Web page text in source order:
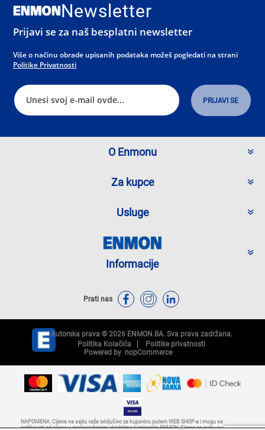
Newsletter
Prijavi se za naš besplatni newsletter
Više o načinu obrade upisanih podataka možeš pogledati na strani
Politike Privatnosti
O Enmonu
Za kupce
Usluge
Informacije
Prati nas
Autorska prava © 2026 ENMON.BA. Sva prava zadržana.
Politika Kolačića
Politike privatnosti
Powered by nopCommerce
NAPOMENA: Cijene na sajtu važe isključivo za kupovinu putem WEB SHOP-a i mogu se
razlikovati od cijena u maloprodajnim objektima kompanije ENMON. Cijene na sajtu su